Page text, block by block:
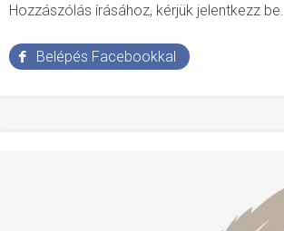
Hozzászólás írásához, kérjük jelentkezz be.
Belépés Facebookkal